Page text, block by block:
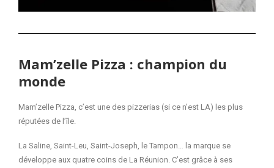
Mam’zelle Pizza : champion du
monde
Mam’zelle Pizza, c’est une des pizzerias (si ce n’est LA) les plus
réputées de l’île.
La Saline, Saint-Leu, Saint-Joseph, le Tampon… la marque se
développe aux quatre coins de La Réunion. C’est grâce à ses